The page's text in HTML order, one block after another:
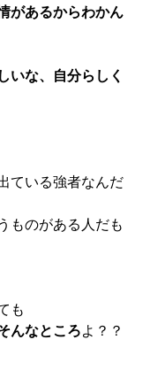
があるからわかん
いな、自分らしく
ている強者なんだ
ものがある人だも
も
んなところよ？？